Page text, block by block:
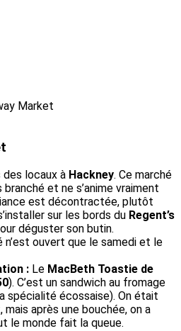
Market
des locaux à Hackney. Ce marché
branché et ne s’anime vraiment
est décontractée, plutôt
sur les bords du Regent’s
déguster son butin.
ouvert que le samedi et le
: Le MacBeth Toastie de
). C’est un sandwich au fromage
spécialité écossaise). On était
après une bouchée, on a
le monde fait la queue.